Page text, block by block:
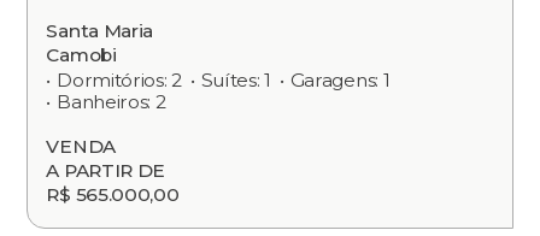
Santa Maria
Camobi
Dormitórios: 2
Suítes: 1
Garagens: 1
Banheiros: 2
VENDA
A PARTIR DE
R$ 565.000,00